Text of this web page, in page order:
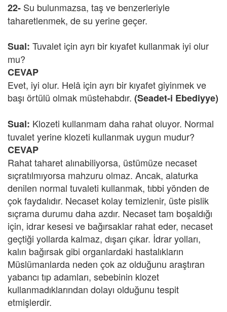
22- Su bulunmazsa, taş ve benzerleriyle
taharetlenmek, de su yerine geçer.
Sual: Tuvalet için ayrı bir kıyafet kullanmak iyi olur
mu?
CEVAP
Evet, iyi olur. Helâ için ayrı bir kıyafet giyinmek ve
başı örtülü olmak müstehabdır. (Seadet-i Ebediyye)
Sual: Klozeti kullanmam daha rahat oluyor. Normal
tuvalet yerine klozeti kullanmak uygun mudur?
CEVAP
Rahat taharet alınabiliyorsa, üstümüze necaset
sıçratılmıyorsa mahzuru olmaz. Ancak, alaturka
denilen normal tuvaleti kullanmak, tıbbi yönden de
çok faydalıdır. Necaset kolay temizlenir, üste pislik
sıçrama durumu daha azdır. Necaset tam boşaldığı
için, idrar kesesi ve bağırsaklar rahat eder, necaset
geçtiği yollarda kalmaz, dışarı çıkar. İdrar yolları,
kalın bağırsak gibi organlardaki hastalıkların
Müslümanlarda neden çok az olduğunu araştıran
yabancı tıp adamları, sebebinin klozet
kullanmadıklarından dolayı olduğunu tespit
etmişlerdir.